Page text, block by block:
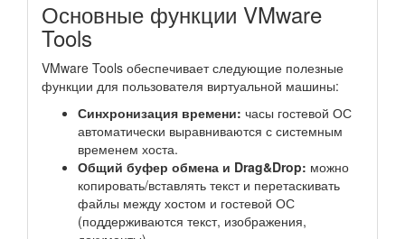
Основные функции VMware
Tools
VMware Tools обеспечивает следующие полезные
функции для пользователя виртуальной машины:
Синхронизация времени: часы гостевой ОС
автоматически выравниваются с системным
временем хоста.
Общий буфер обмена и Drag&Drop: можно
копировать/вставлять текст и перетаскивать
файлы между хостом и гостевой ОС
(поддерживаются текст, изображения,